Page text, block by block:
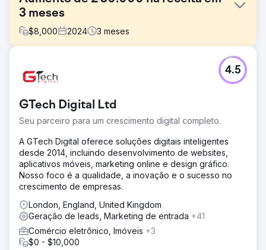
3 meses
$8,000 2024 3 meses
Nosso cliente é um médico líder em medicina funcional,
oferecendo uma gama de serviços de saúde holísticos. O
campanha PPC para aumentar sua presença online e
gerar mais receita.
Solução
Conduzimos uma extensa pesquisa, otimizamos palavras-
chave alvo e lançamos uma campanha PPC altamente
focada usando o Google Ads. Além disso, criamos
conteúdo envolvente e informativo direcionado a
potenciais pacientes e entusiastas da saúde, garantindo
o alinhamento com suas necessidades.
Resultado
Aumento de £ 30.000 na receita em 3 meses Aumento de
45% no tráfego orgânico Aumento de 50% nas consultas
GTech Digital Ltd
Seu parceiro para um crescimento digital completo.
4.5
A GTech Digital oferece soluções digitais inteligentes
desde 2014, incluindo desenvolvimento de websites,
aplicativos móveis, marketing online e design gráfico.
Nosso foco é a qualidade, a inovação e o sucesso no
crescimento de empresas.
London, England, United Kingdom
Geração de leads, Marketing de entrada +41
Comércio eletrônico, Imóveis +3
$0 - $10,000